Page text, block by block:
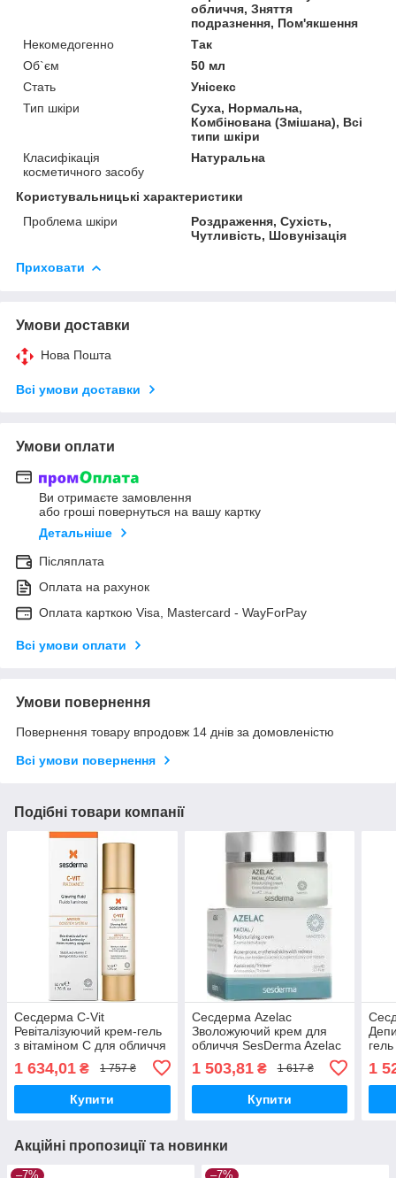
обличчя, Зняття
подразнення, Пом'якшення
Некомедогенно
Так
Об`єм
50 мл
Стать
Унісекс
Тип шкіри
Суха, Нормальна,
Комбінована (Змішана), Всі
типи шкіри
Класифікація
косметичного засобу
Натуральна
Користувальницькі характеристики
Проблема шкіри
Роздраження, Сухість,
Чутливість, Шовунізація
Приховати
Умови доставки
Нова Пошта
Всі умови доставки
Умови оплати
Ви отримаєте замовлення
або гроші повернуться на вашу картку
Детальніше
Післяплата
Оплата на рахунок
Оплата карткою Visa, Mastercard - WayForPay
Всі умови оплати
Умови повернення
Повернення товару впродовж 14 днів за домовленістю
Всі умови повернення
Подібні товари компанії
Сесдерма C-Vit
Ревіталізуючий крем-гель
з вітаміном C для обличчя
Revitalizing Cream Gel, 50
мл
1 634,01 ₴ 1 757 ₴
Купити
Сесдерма Azelac
Зволожуючий крем для
обличчя SesDerma Azelac
Moisturizing Facial Cream,
50 мл
1 503,81₴ 1 617 ₴
Купити
1
Акційні пропозиції та новинки
–7% –7%